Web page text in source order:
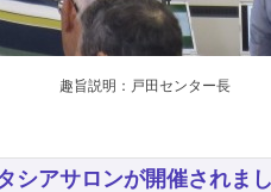
趣旨説明：戸田センター長
シアサロンが開催されま